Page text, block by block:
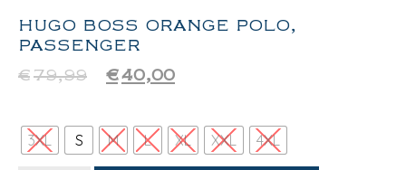
HUGO BOSS ORANGE POLO,
PASSENGER
€79,99 €40,00
3XL S M L XL XXL 4XL